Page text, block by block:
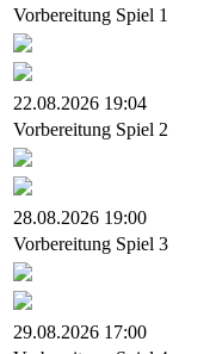
Vorbereitung Spiel 1
22.08.2026 19:04
Vorbereitung Spiel 2
28.08.2026 19:00
Vorbereitung Spiel 3
29.08.2026 17:00